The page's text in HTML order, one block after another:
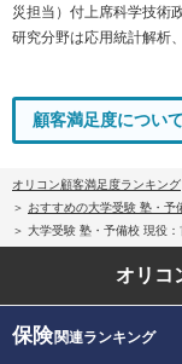
災担当）付上席科学技術
研究分野は応用統計解析
顧客満足度について
オリコン顧客満足度ランキング
おすすめの大学受験 塾・予
大学受験 塾・予備校 現役
オリコ
保険関連ランキング